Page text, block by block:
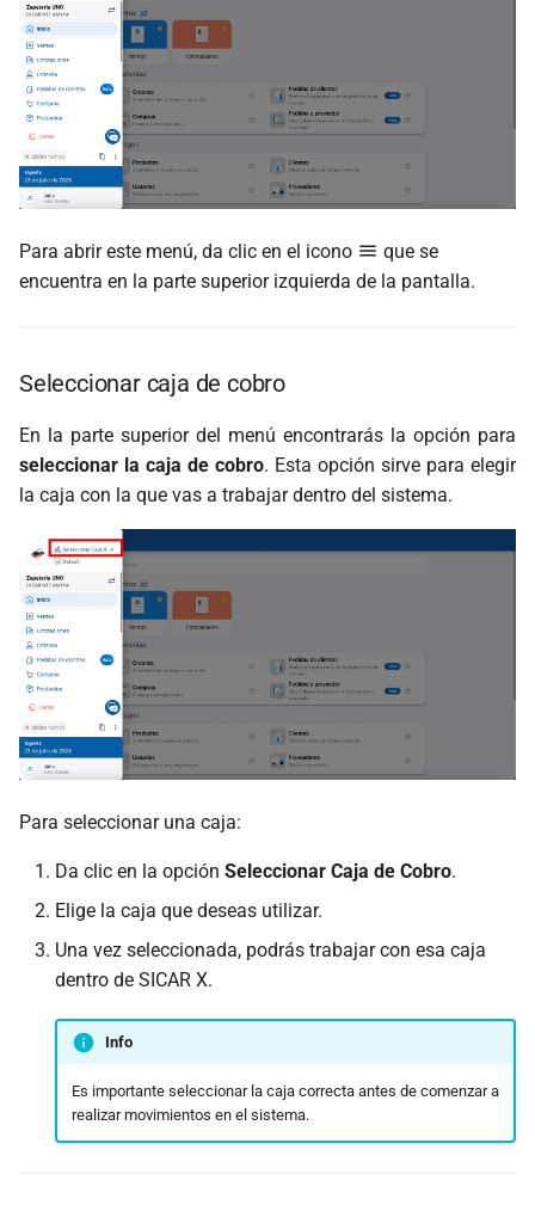
d
o
b
s
u
Generar Reportes
Dispositivos
Generar Reportes
Dispositivos
Configuraciones
Configuraciones
Generar token de acceso
Vigencia de la suscripción
Usuario activo
Para abrir este menú, da clic en el icono
que se
encuentra en la parte superior izquierda de la pantalla.
Seleccionar caja de cobro
En la parte superior del menú encontrarás la opción para
seleccionar la caja de cobro. Esta opción sirve para elegir
la caja con la que vas a trabajar dentro del sistema.
Para seleccionar una caja:
Da clic en la opción Seleccionar Caja de Cobro.
Elige la caja que deseas utilizar.
Una vez seleccionada, podrás trabajar con esa caja
dentro de SICAR X.
Info
Es importante seleccionar la caja correcta antes de comenzar a
realizar movimientos en el sistema.